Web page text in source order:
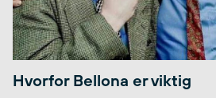
Hvorfor Bellona er viktig